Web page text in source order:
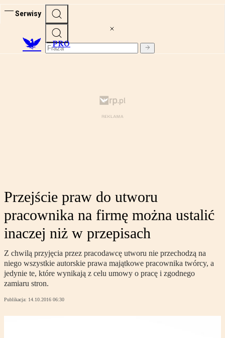
Serwisy
PRO
Przejście praw do utworu
pracownika na firmę można ustalić
inaczej niż w przepisach
Z chwilą przyjęcia przez pracodawcę utworu nie przechodzą na
niego wszystkie autorskie prawa majątkowe pracownika twórcy, a
jedynie te, które wynikają z celu umowy o pracę i zgodnego
zamiaru stron.
Publikacja: 14.10.2016 06:30